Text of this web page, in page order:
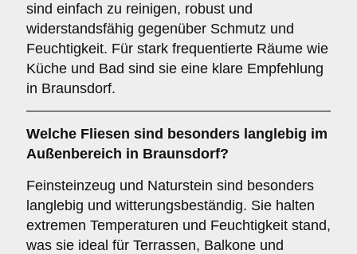
sind einfach zu reinigen, robust und
widerstandsfähig gegenüber Schmutz und
Feuchtigkeit. Für stark frequentierte Räume wie
Küche und Bad sind sie eine klare Empfehlung
in Braunsdorf.
Welche Fliesen sind besonders langlebig im
Außenbereich in Braunsdorf?
Feinsteinzeug und Naturstein sind besonders
langlebig und witterungsbeständig. Sie halten
extremen Temperaturen und Feuchtigkeit stand,
was sie ideal für Terrassen, Balkone und